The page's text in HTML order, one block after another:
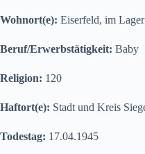
Wohnort(e): Eiserfeld, im
Beruf/Erwerbstätigkeit: Baby
Religion: 120
Haftort(e): Stadt und Kreis
Todestag: 17.04.1945